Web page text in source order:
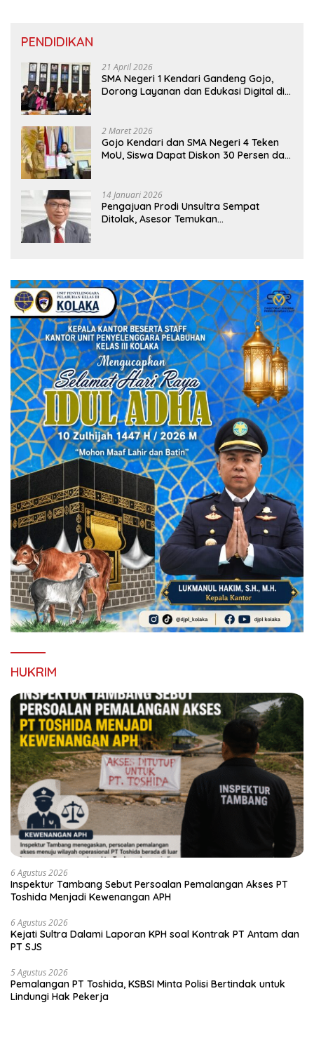
PENDIDIKAN
21 April 2026
SMA Negeri 1 Kendari Gandeng Gojo,
Dorong Layanan dan Edukasi Digital di
2 Maret 2026
Gojo Kendari dan SMA Negeri 4 Teken
MoU, Siswa Dapat Diskon 30 Persen dan
14 Januari 2026
Pengajuan Prodi Unsultra Sempat
Ditolak, Asesor Temukan
HUKRIM
6 Agustus 2026
Inspektur Tambang Sebut Persoalan Pemalangan Akses PT
Toshida Menjadi Kewenangan APH
6 Agustus 2026
Kejati Sultra Dalami Laporan KPH soal Kontrak PT Antam dan
PT SJS
5 Agustus 2026
Pemalangan PT Toshida, KSBSI Minta Polisi Bertindak untuk
Lindungi Hak Pekerja